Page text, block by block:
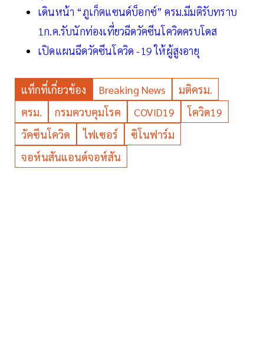
เดินหน้า “ภูเก็ตแซนด์บ็อกซ์” ครม.มีมติรับทราบ
1ก.ค.รับนักท่องเที่ยวฉีดวัคซีนโควิดครบโดส
เปิดแผนฉีดวัคซีนโควิด -19 ให้ผู้สูงอายุ
แท็กที่เกี่ยวข้อง Breaking News
มติครม.
ครม.
กรมควบคุมโรค COVID19
โควิด19
วัคซีนโควิด
ไฟเซอร์
ซิโนฟาร์ม
จอห์นสันแอนด์จอห์สัน